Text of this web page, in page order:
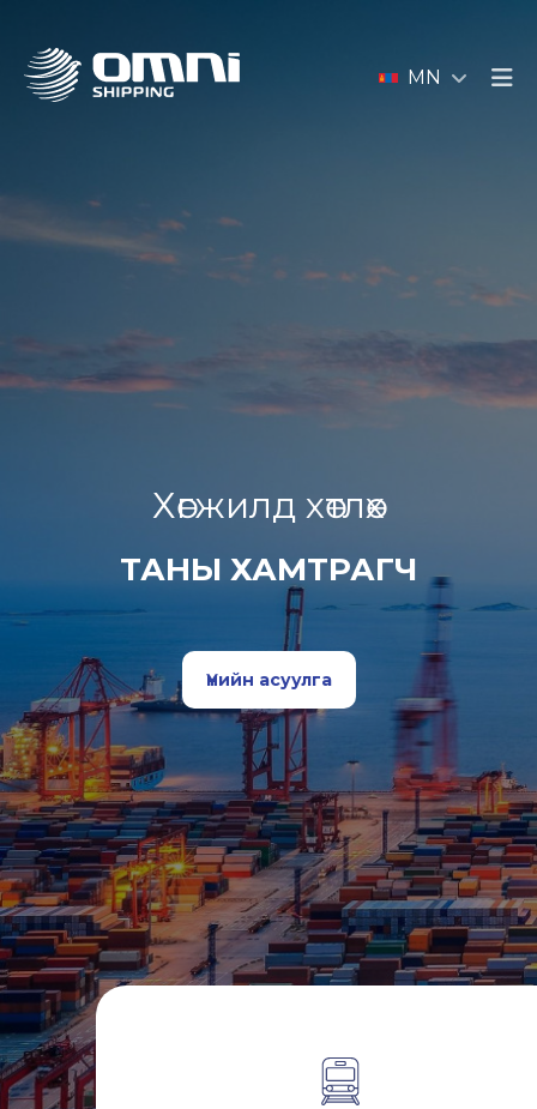
MN
Хөгжилд хөтлөх
ТАНЫ ХАМТРАГЧ
Үнийн асуулга